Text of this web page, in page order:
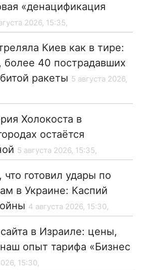
«денацификация
2026, 15:35,
Киев как в тире:
более 40 пострадавших
ракеты 5 августа 2026,
Холокоста в
остаётся
5 августа 2026, 15:35,
что готовил удары по
в Украине: Каспий
4 августа 2026, 15:30,
в Израиле: цены,
опыт тарифа «Бизнес
15:30,